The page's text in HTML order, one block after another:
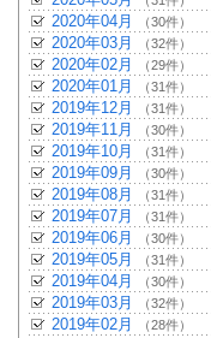
2020年04月 （30件）
2020年03月 （32件）
2020年02月 （29件）
2020年01月 （31件）
2019年12月 （31件）
2019年11月 （30件）
2019年10月 （31件）
2019年09月 （30件）
2019年08月 （31件）
2019年07月 （31件）
2019年06月 （30件）
2019年05月 （31件）
2019年04月 （30件）
2019年03月 （32件）
2019年02月 （28件）